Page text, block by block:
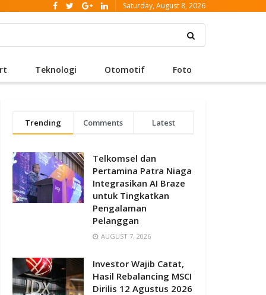
Saturday, August 8, 2026
Teknologi Otomotif Foto
Trending Comments Latest
Telkomsel dan
Pertamina Patra Niaga
Integrasikan AI Braze
untuk Tingkatkan
Pengalaman
Pelanggan
AUGUST 7, 2026
Investor Wajib Catat,
Hasil Rebalancing MSCI
Dirilis 12 Agustus 2026